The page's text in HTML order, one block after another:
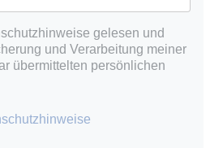
gelesen und
und Verarbeitung meiner
übermittelten persönlichen